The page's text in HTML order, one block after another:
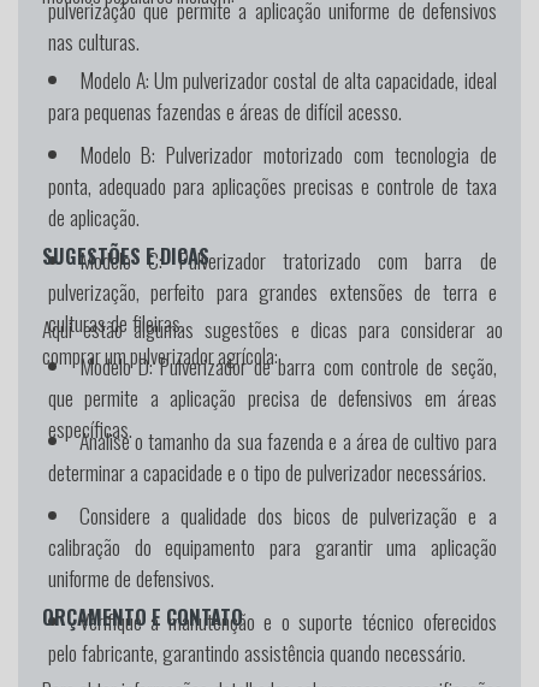
pulverização que permite a aplicação uniforme de defensivos
nas culturas.
Modelo A:Um pulverizador costal de alta capacidade, ideal
para pequenas fazendas e áreas de difícil acesso.
Modelo B: Pulverizador motorizado com tecnologia de
ponta, adequado para aplicações precisas e controle de taxa
de aplicação.
Modelo C:Pulverizador tratorizado com barra de
pulverização, perfeito para grandes extensões de terra e
culturas de fileiras.
Modelo D:Pulverizador de barra com controle de seção,
que permite a aplicação precisa de defensivos em áreas
específicas.
SUGESTÕES E DICAS
Aqui estão algumas sugestões e dicas para considerar ao
comprar um pulverizador agrícola:
Analise o tamanho da sua fazenda e a área de cultivo para
determinar a capacidade e o tipo de pulverizador necessários.
Considere a qualidade dos bicos de pulverização e a
calibração do equipamento para garantir uma aplicação
uniforme de defensivos.
Verifique a manutenção e o suporte técnico oferecidos
pelo fabricante, garantindo assistência quando necessário.
ORÇAMENTO E CONTATO